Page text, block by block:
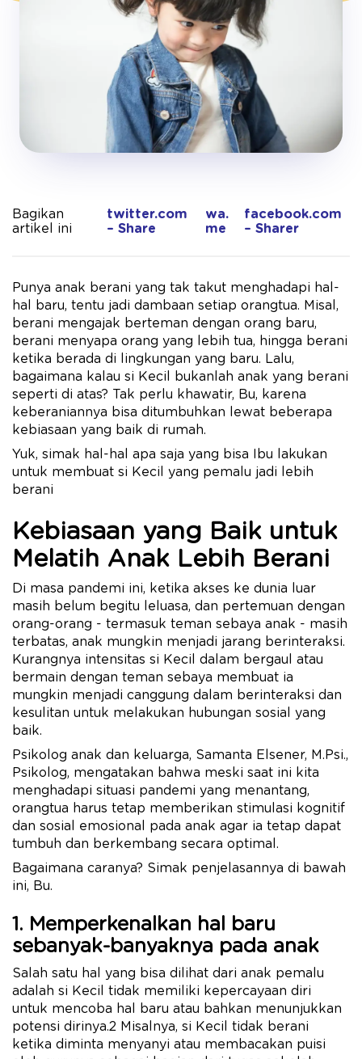
Bagikan
artikel ini
twitter.com
– Share
wa.
me
facebook.com
– Sharer
Punya anak berani yang tak takut menghadapi hal-
hal baru, tentu jadi dambaan setiap orangtua. Misal,
berani mengajak berteman dengan orang baru,
berani menyapa orang yang lebih tua, hingga berani
ketika berada di lingkungan yang baru. Lalu,
bagaimana kalau si Kecil bukanlah anak yang berani
seperti di atas? Tak perlu khawatir, Bu, karena
keberaniannya bisa ditumbuhkan lewat beberapa
kebiasaan yang baik di rumah.
Yuk, simak hal-hal apa saja yang bisa Ibu lakukan
untuk membuat si Kecil yang pemalu jadi lebih
berani
Kebiasaan yang Baik untuk
Melatih Anak Lebih Berani
Di masa pandemi ini, ketika akses ke dunia luar
masih belum begitu leluasa, dan pertemuan dengan
orang-orang - termasuk teman sebaya anak - masih
terbatas, anak mungkin menjadi jarang berinteraksi.
Kurangnya intensitas si Kecil dalam bergaul atau
bermain dengan teman sebaya membuat ia
mungkin menjadi canggung dalam berinteraksi dan
kesulitan untuk melakukan hubungan sosial yang
baik.
Psikolog anak dan keluarga, Samanta Elsener, M.Psi.,
Psikolog, mengatakan bahwa meski saat ini kita
menghadapi situasi pandemi yang menantang,
orangtua harus tetap memberikan stimulasi kognitif
dan sosial emosional pada anak agar ia tetap dapat
tumbuh dan berkembang secara optimal.
Bagaimana caranya? Simak penjelasannya di bawah
ini, Bu.
1. Memperkenalkan hal baru
sebanyak-banyaknya pada anak
Salah satu hal yang bisa dilihat dari anak pemalu
adalah si Kecil tidak memiliki kepercayaan diri
untuk mencoba hal baru atau bahkan menunjukkan
potensi dirinya.2 Misalnya, si Kecil tidak berani
ketika diminta menyanyi atau membacakan puisi